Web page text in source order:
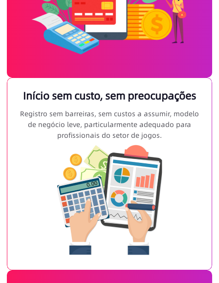
Início sem custo, sem preocupações
Registro sem barreiras, sem custos a assumir, modelo
de negócio leve, particularmente adequado para
profissionais do setor de jogos.